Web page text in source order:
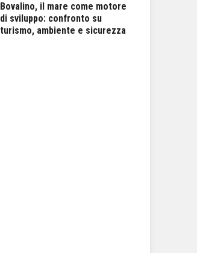
Bovalino, il mare come motore
di sviluppo: confronto su
turismo, ambiente e sicurezza